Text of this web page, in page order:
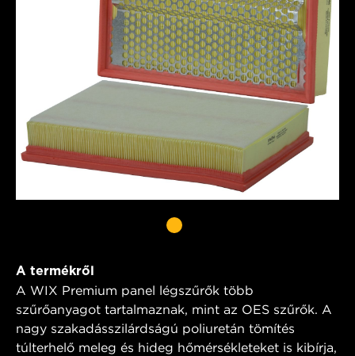
A termékről
A WIX Premium panel légszűrők több
szűrőanyagot tartalmaznak, mint az OES szűrők. A
nagy szakadásszilárdságú poliuretán tömítés
túlterhelő meleg és hideg hőmérsékleteket is kibírja,